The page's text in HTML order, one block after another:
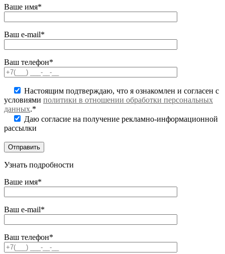
Ваше имя*
Ваш e-mail*
Ваш телефон*
Настоящим подтверждаю, что я ознакомлен и согласен с
условиями политики в отношении обработки персональных
данных.*
Даю согласие на получение рекламно-информационной
рассылки
Узнать подробности
Ваше имя*
Ваш e-mail*
Ваш телефон*